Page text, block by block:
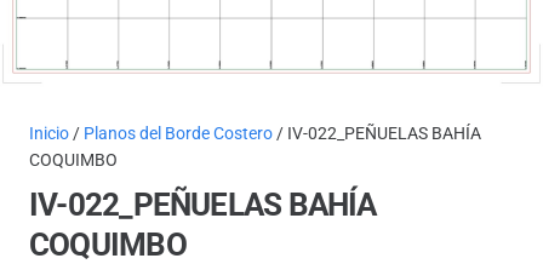
Inicio / Planos del Borde Costero / IV-022_PEÑUELAS BAHÍA
COQUIMBO
IV-022_PEÑUELAS BAHÍA
COQUIMBO